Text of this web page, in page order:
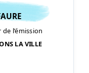
l’émission
LA VILLE